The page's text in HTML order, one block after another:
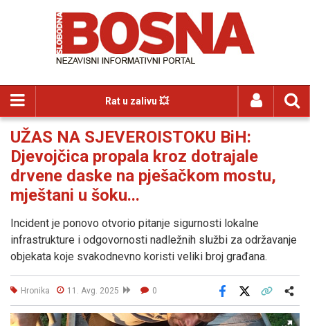
Rat u zalivu 💥
UŽAS NA SJEVEROISTOKU BiH:
Djevojčica propala kroz dotrajale
drvene daske na pješačkom mostu,
mještani u šoku...
Incident je ponovo otvorio pitanje sigurnosti lokalne
infrastrukture i odgovornosti nadležnih službi za održavanje
objekata koje svakodnevno koristi veliki broj građana.
Hronika 11. Avg. 2025 0
Facebook